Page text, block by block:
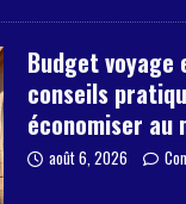
Budget voyage
conseils
économiser au
août 6, 2026